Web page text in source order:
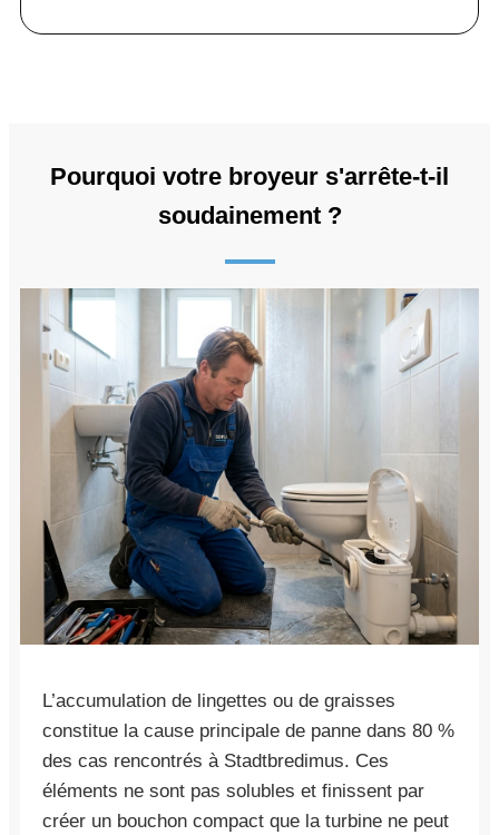
Pourquoi votre broyeur s'arrête-t-il
soudainement ?
L’accumulation de lingettes ou de graisses
constitue la cause principale de panne dans 80 %
des cas rencontrés à Stadtbredimus. Ces
éléments ne sont pas solubles et finissent par
créer un bouchon compact que la turbine ne peut